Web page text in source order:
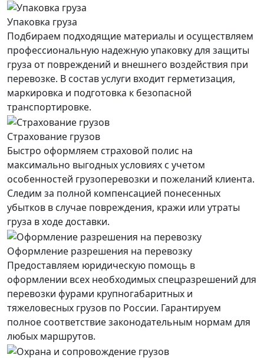
Упаковка груза
Подбираем подходящие материалы и осуществляем
профессиональную надежную упаковку для защиты
груза от повреждений и внешнего воздействия при
перевозке. В состав услуги входит герметизация,
маркировка и подготовка к безопасной
транспортировке.
Страхование грузов
Быстро оформляем страховой полис на
максимально выгодных условиях с учетом
особенностей грузоперевозки и пожеланий клиента.
Следим за полной компенсацией понесенных
убытков в случае повреждения, кражи или утраты
груза в ходе доставки.
Оформление разрешения на перевозку
Предоставляем юридическую помощь в
оформлении всех необходимых спецразрешений для
перевозки фурами крупногабаритных и
тяжеловесных грузов по России. Гарантируем
полное соответствие законодательным нормам для
любых маршрутов.